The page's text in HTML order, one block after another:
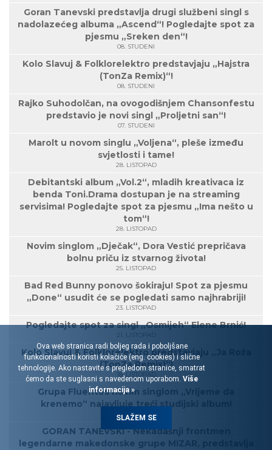
Goran Tanevski predstavlja drugi službeni singl s
nadolazećeg albuma „Ascend“! Pogledajte spot za
pjesmu „Sreken den“!
08. STUDENI
Kolo Slavuj & Folklorelektro predstavjaju „Hajstra
(TonZa Remix)“!
08. STUDENI
Rajko Suhodolčan, na ovogodišnjem Chansonfestu
predstavio je novi singl „Proljetni san“!
07. STUDENI
Marolt u novom singlu „Voljena“, pleše između
svjetlosti i tame!
28. LISTOPAD
Debitantski album „Vol.2“, mladih kreativaca iz
benda Toni.Drama dostupan je na streaming
servisima! Pogledajte spot za pjesmu „Ima nešto u
tom“!
28. LISTOPAD
Novim singlom „Dječak“, Dora Vestić prepričava
bolnu priču iz stvarnog života!
25. LISTOPAD
Bad Red Bunny ponovo šokiraju! Spot za pjesmu
„Done“ usudit će se pogledati samo najhrabriji!
23. LISTOPAD
Pogledajte spot za singl „Osmijeh“ Elene Brnić!
21. LISTOPAD
Kolo Slavuj & Folklorelektro predstavjaju „Ja Roža
(TonZa Remix)“!
18. LISTOPAD
Grupa Fluentes novim singlom „Vrijeme da
krenemo“ najavljuje treći studijski album!
17. LISTOPAD
GORAN TANEVSKI - Nekadašnji frontmen
legendarne makedonske grupe MIZAR, predstavlja
Ova web stranica radi boljeg rada i poboljšane
funkcionalnosti koristi kolačiće (eng. cookies) i slične
tehnologije. Ako nastavite s pregledom stranice, smatrat
ćemo da ste suglasni s navedenom uporabom. Više
informacija »
SLAŽEM SE